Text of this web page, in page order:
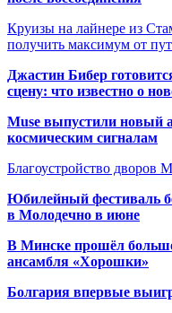
Круизы на лайнере из
получить максимум от
Джастин Бибер
сцену: что известно о
Muse выпустили новый
космическим сигналам
Благоустройство дворов
Юбилейный фестиваль
в Молодечно в июне
В Минске прошёл
ансамбля «Хорошки»
Болгария впервые